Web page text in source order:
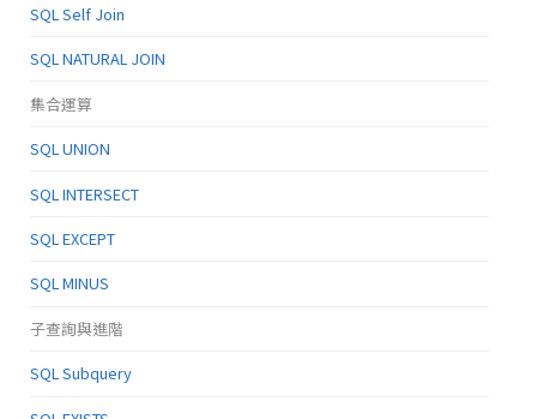
SQL Self Join
SQL NATURAL JOIN
集合運算
SQL UNION
SQL INTERSECT
SQL EXCEPT
SQL MINUS
子查詢與進階
SQL Subquery